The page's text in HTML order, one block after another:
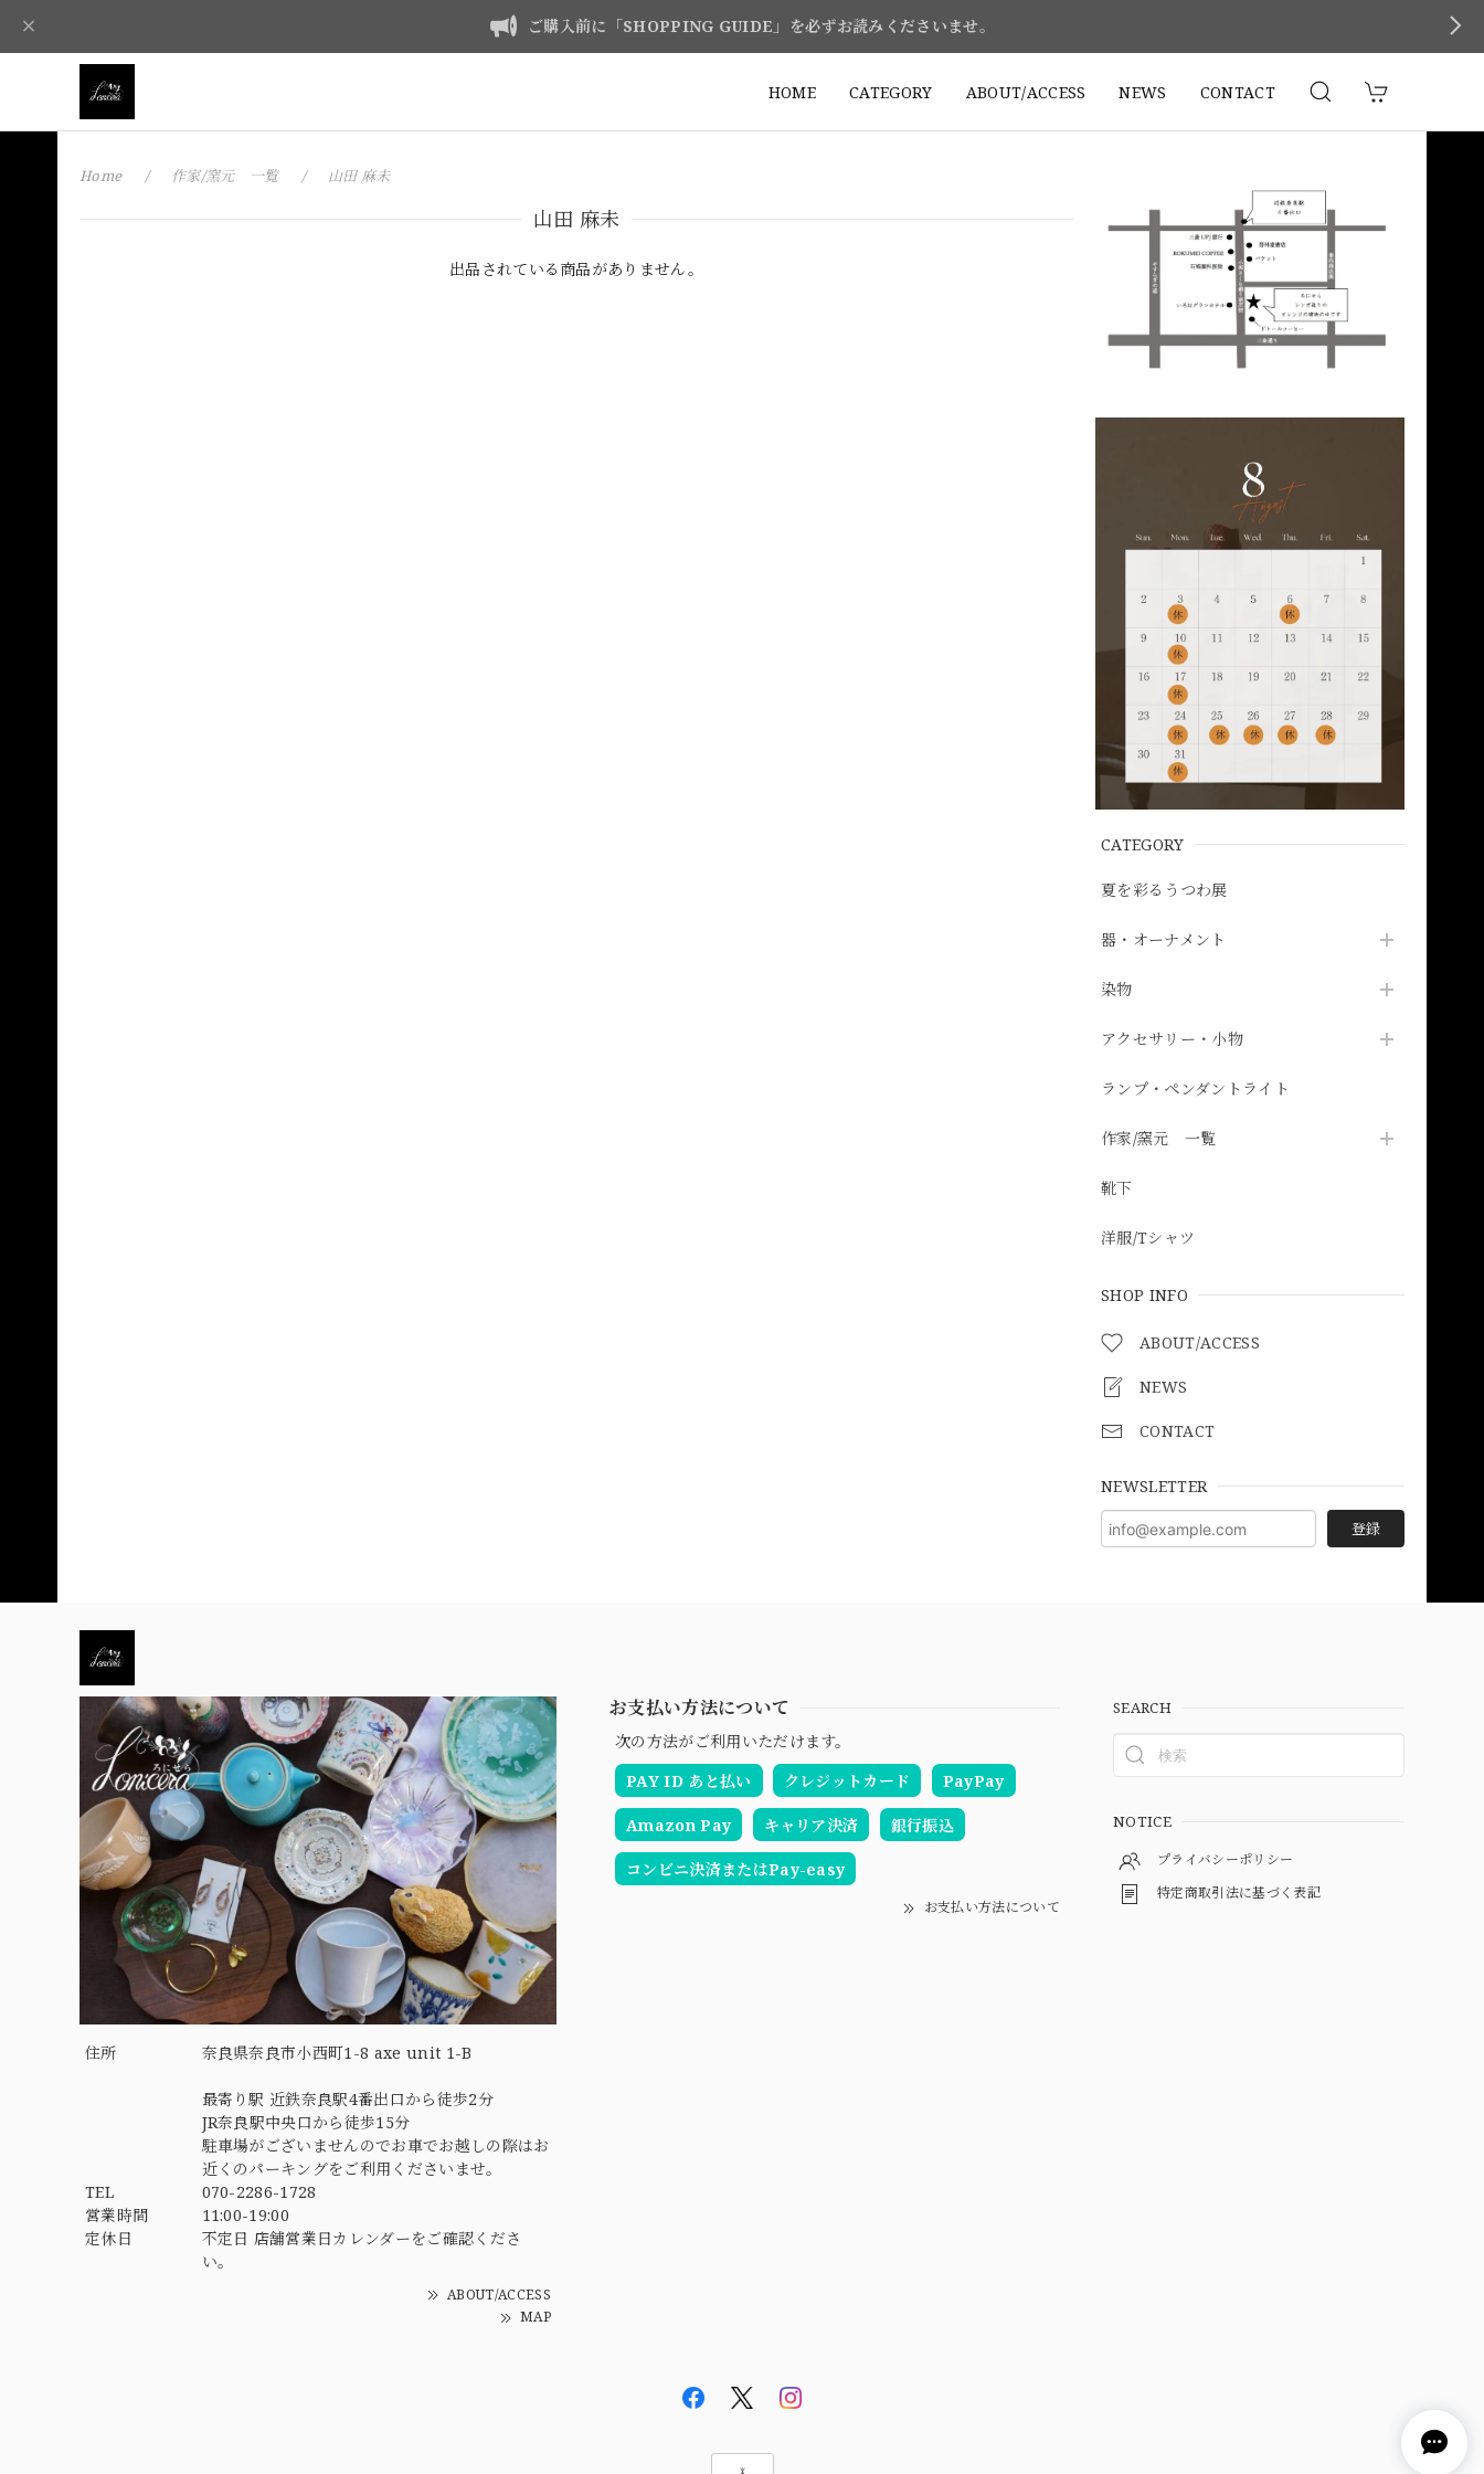
ご購入前に「SHOPPING GUIDE」を必ずお読みくださいませ。
HOME CATEGORY ABOUT/ACCESS NEWS CONTACT
CATEGORY
夏を彩るうつわ展
器・オーナメント
染物
アクセサリー・小物
ランプ・ペンダントライト
作家/窯元 一覧
靴下
洋服/Tシャツ
SHOP INFO
ABOUT/ACCESS
NEWS
CONTACT
NEWSLETTER
登録
Home 作家/窯元 一覧 山田 麻未
山田 麻未
出品されている商品がありません。
住所 奈良県奈良市小西町1-8 axe unit 1-B
最寄り駅 近鉄奈良駅4番出口から徒歩2分
JR奈良駅中央口から徒歩15分
駐車場がございませんのでお車でお越しの際はお
近くのパーキングをご利用くださいませ。
TEL
070-2286-1728
営業時間
11:00-19:00
定休日
不定日 店舗営業日カレンダーをご確認くださ
い。
ABOUT/ACCESS
MAP
お支払い方法について
次の方法がご利用いただけます。
PAY ID あと払い
クレジットカード PayPay
Amazon Pay キャリア決済 銀行振込
コンビニ決済またはPay-easy
お支払い方法について
SEARCH
NOTICE
プライバシーポリシー
特定商取引法に基づく表記